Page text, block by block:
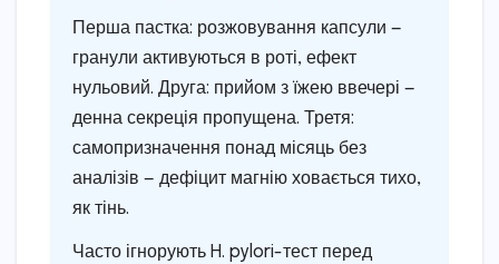
Перша пастка: розжовування капсули —
гранули активуються в роті, ефект
нульовий. Друга: прийом з їжею ввечері —
денна секреція пропущена. Третя:
самопризначення понад місяць без
аналізів — дефіцит магнію ховається тихо,
як тінь.
Часто ігнорують H. pylori-тест перед